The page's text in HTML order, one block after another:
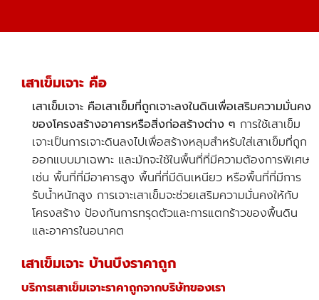
เสาเข็มเจาะ คือ
เสาเข็มเจาะ คือเสาเข็มที่ถูกเจาะลงในดินเพื่อเสริมความมั่นคง
ของโครงสร้างอาคารหรือสิ่งก่อสร้างต่าง ๆ การใช้เสาเข็ม
เจาะเป็นการเจาะดินลงไปเพื่อสร้างหลุมสำหรับใส่เสาเข็มที่ถูก
ออกแบบมาเฉพาะ และมักจะใช้ในพื้นที่ที่มีความต้องการพิเศษ
เช่น พื้นที่ที่มีอาคารสูง พื้นที่ที่มีดินเหนียว หรือพื้นที่ที่มีการ
รับน้ำหนักสูง การเจาะเสาเข็มจะช่วยเสริมความมั่นคงให้กับ
โครงสร้าง ป้องกันการทรุดตัวและการแตกร้าวของพื้นดิน
และอาคารในอนาคต
เสาเข็มเจาะ บ้านบึงราคาถูก
บริการเสาเข็มเจาะราคาถูกจากบริษัทของเรา